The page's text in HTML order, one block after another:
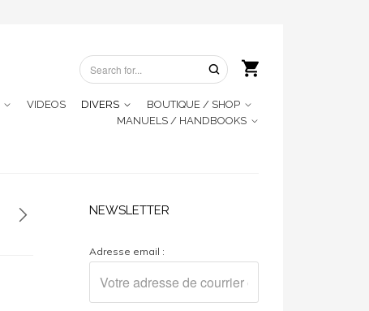
VIDEOS DIVERS
BOUTIQUE / SHOP
MANUELS / HANDBOOKS
NEWSLETTER
Adresse email :